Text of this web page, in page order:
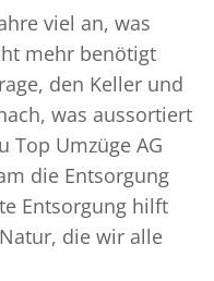
viel an, was
mehr benötigt
den Keller und
was aussortiert
Top Umzüge AG
die Entsorgung
Entsorgung hilft
die wir alle